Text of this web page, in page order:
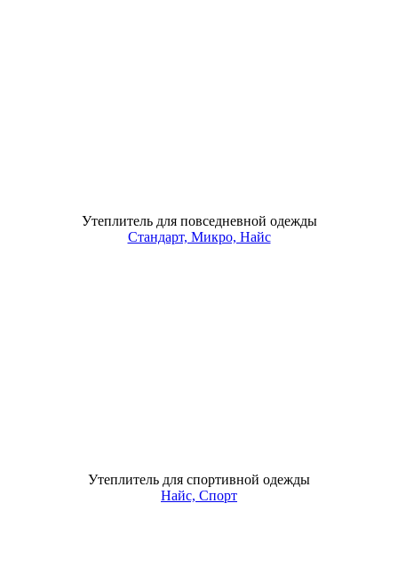
Утеплитель для повседневной одежды
Стандарт, Микро, Найс
Утеплитель для спортивной одежды
Найс, Спорт